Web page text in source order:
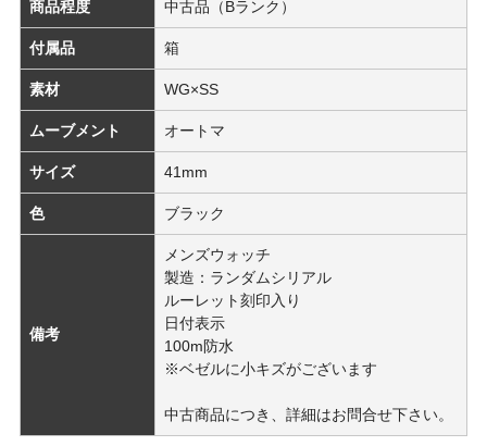
商品程度 中古品（Bランク）
付属品 箱
素材 WG×SS
ムーブメント オートマ
サイズ 41mm
色 ブラック
備考
メンズウォッチ
製造：ランダムシリアル
ルーレット刻印入り
日付表示
100m防水
※ベゼルに小キズがございます
中古商品につき、詳細はお問合せ下さい。